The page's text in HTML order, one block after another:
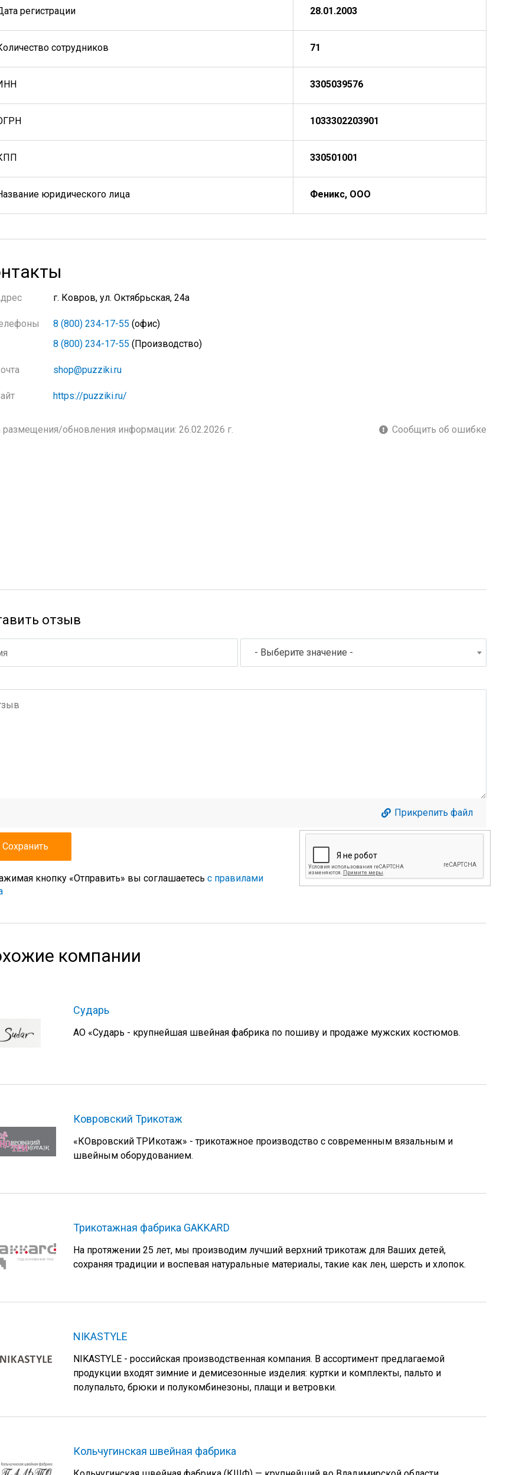
регистрации 28.01.2003
сотрудников 71
3305039576
1033302203901
330501001
юридического лица Феникс, ООО
г. Ковров, ул. Октябрьская, 24а
8 (800) 234-17-55 (офис)
8 (800) 234-17-55 (Производство)
shop@puzziki.ru
https://puzziki.ru/
размещения/обновления информации: 26.02.2026 г. Сообщить об ошибке
отзыв
- Выберите значение -
Прикрепить файл
кнопку «Отправить» вы соглашаетесь с правилами
компании
Сударь
АО «Сударь - крупнейшая швейная фабрика по пошиву и продаже мужских костюмов.
Ковровский Трикотаж
«КОвровский ТРИкотаж» - трикотажное производство с современным вязальным и
швейным оборудованием.
Трикотажная фабрика GAKKARD
На протяжении 25 лет, мы производим лучший верхний трикотаж для Ваших детей,
сохраняя традиции и воспевая натуральные материалы, такие как лен, шерсть и хлопок.
NIKASTYLE
NIKASTYLE - российская производственная компания. В ассортимент предлагаемой
продукции входят зимние и демисезонные изделия: куртки и комплекты, пальто и
полупальто, брюки и полукомбинезоны, плащи и ветровки.
Кольчугинская швейная фабрика